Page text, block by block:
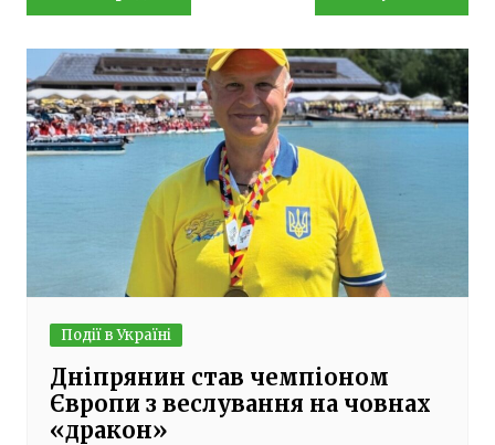
записів
Події в Україні
Дніпрянин став чемпіоном
Європи з веслування на човнах
«дракон»